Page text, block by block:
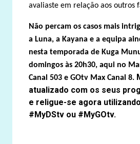
avaliaste em relação aos outros
Não percam os casos mais
a Luna, a Kayana e a equipa
nesta temporada de Kuga
domingos às 20h30, aqui no
Canal 503 e GOtv Max Canal 8.
atualizado com os seus
e religue-se agora
#MyDStv ou #MyGOtv.